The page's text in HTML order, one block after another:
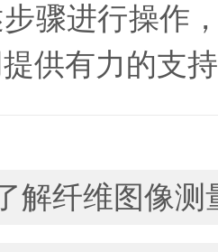
骤进行操作
供有力的支
解纤维图像